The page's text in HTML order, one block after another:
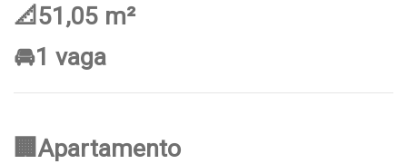
📐51,05 m²
🚘1 vaga
🏢Apartamento